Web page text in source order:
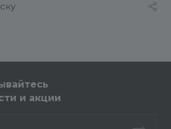
и акции